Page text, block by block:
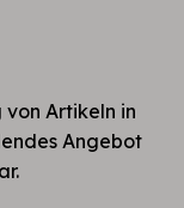
Artikeln in
Angebot